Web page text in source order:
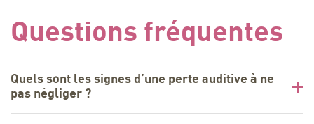
Questions fréquentes
Quels sont les signes d’une perte auditive à ne
pas négliger ?